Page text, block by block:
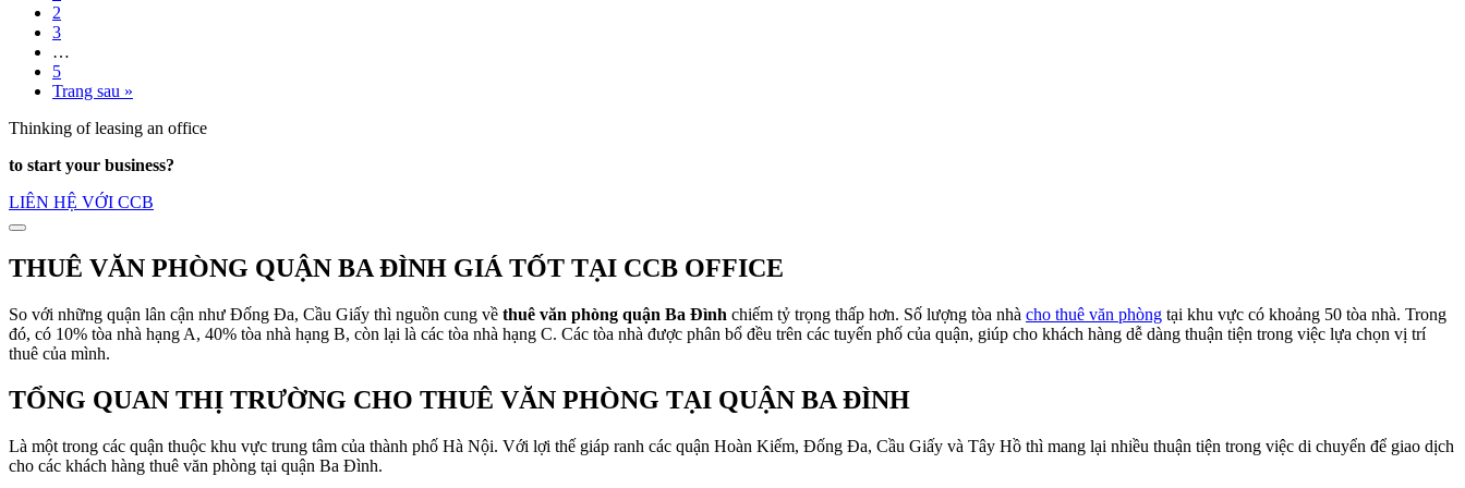
2
3
…
5
Trang sau »
Thinking of leasing an office
to start your business?
LIÊN HỆ VỚI CCB
THUÊ VĂN PHÒNG QUẬN BA ĐÌNH GIÁ TỐT TẠI CCB OFFICE
So với những quận lân cận như Đống Đa, Cầu Giấy thì nguồn cung về thuê văn phòng quận Ba Đình chiếm tỷ trọng thấp hơn. Số lượng tòa nhà cho thuê văn phòng tại khu vực có khoảng 50 tòa nhà. Trong
đó, có 10% tòa nhà hạng A, 40% tòa nhà hạng B, còn lại là các tòa nhà hạng C. Các tòa nhà được phân bổ đều trên các tuyến phố của quận, giúp cho khách hàng dễ dàng thuận tiện trong việc lựa chọn vị trí
thuê của mình.
TỔNG QUAN THỊ TRƯỜNG CHO THUÊ VĂN PHÒNG TẠI QUẬN BA ĐÌNH
Là một trong các quận thuộc khu vực trung tâm của thành phố Hà Nội. Với lợi thế giáp ranh các quận Hoàn Kiếm, Đống Đa, Cầu Giấy và Tây Hồ thì mang lại nhiều thuận tiện trong việc di chuyển để giao dịch
cho các khách hàng thuê văn phòng tại quận Ba Đình.